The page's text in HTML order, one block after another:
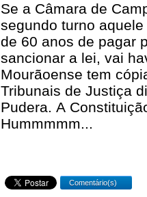
Se a Câmara de
segundo turno
de 60 anos de pagar
sancionar a lei, vai
Mourãoense tem
Tribunais de Justiça
Pudera. A
Hummmmm...
Comentário(s)